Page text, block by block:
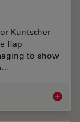
Küntscher
flap
to show
Using